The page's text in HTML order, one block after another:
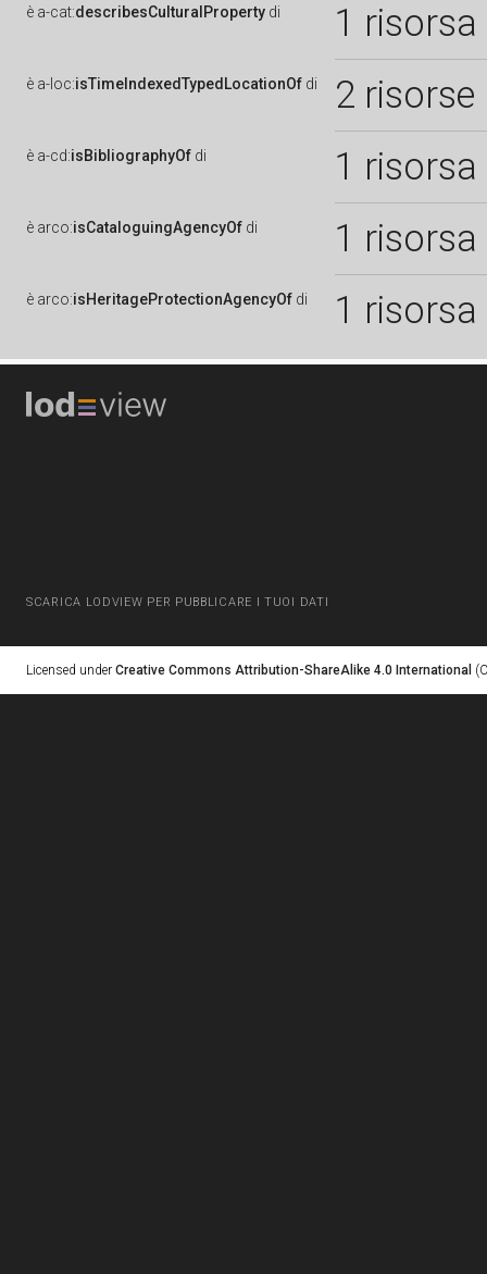
è a-cat:describesCulturalProperty di 1 risorsa
è a-loc:isTimeIndexedTypedLocationOf di 2 risorse
è a-cd:isBibliographyOf di 1 risorsa
è arco:isCataloguingAgencyOf di 1 risorsa
è arco:isHeritageProtectionAgencyOf di 1 risorsa
SCARICA LODVIEW PER PUBBLICARE I TUOI DATI
Licensed under Creative Commons Attribution-ShareAlike 4.0 International